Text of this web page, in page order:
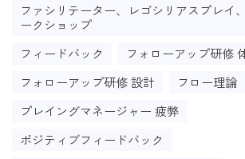
ファシリテーター、レゴシリアスプレイ
ークショップ
フィードバック
フォローアップ研修
フォローアップ研修 設計
フロー理論
プレイングマネージャー 疲弊
ポジティブフィードバック